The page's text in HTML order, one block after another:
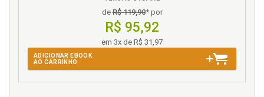
deR$ 119,90* por
R$ 95,92
em 3x de R$ 31,97
ADICIONAR EBOOK
AO CARRINHO